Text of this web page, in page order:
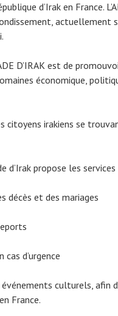
d’Irak en France.
actuellement
D’IRAK est de
économique,
citoyens irakiens se
d’Irak propose les
décès et des mariages
cas d’urgence
événements culturels, afin
France.